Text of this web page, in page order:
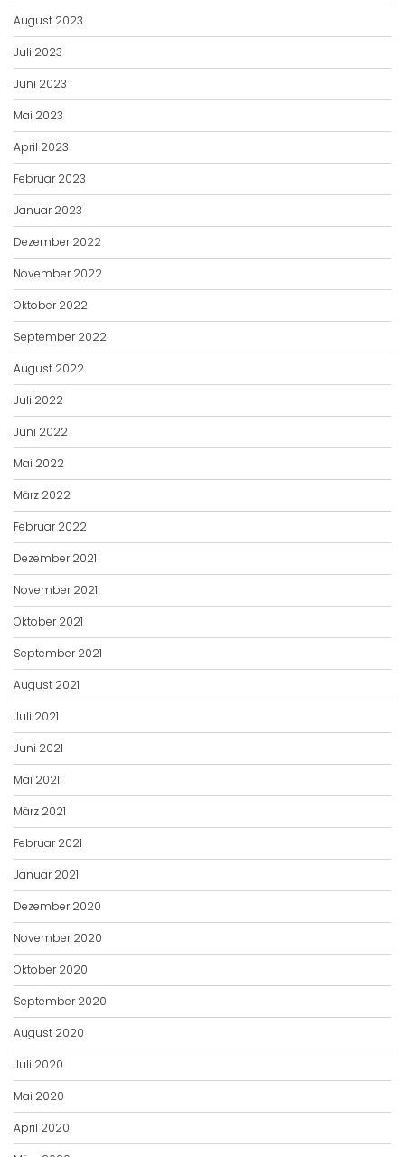
August 2023
Juli 2023
Juni 2023
Mai 2023
April 2023
Februar 2023
Januar 2023
Dezember 2022
November 2022
Oktober 2022
September 2022
August 2022
Juli 2022
Juni 2022
Mai 2022
März 2022
Februar 2022
Dezember 2021
November 2021
Oktober 2021
September 2021
August 2021
Juli 2021
Juni 2021
Mai 2021
März 2021
Februar 2021
Januar 2021
Dezember 2020
November 2020
Oktober 2020
September 2020
August 2020
Juli 2020
Mai 2020
April 2020